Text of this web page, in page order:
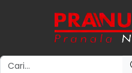
Search for: